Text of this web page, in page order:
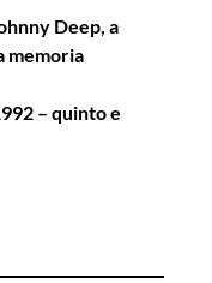
Deep, a
memoria
– quinto e